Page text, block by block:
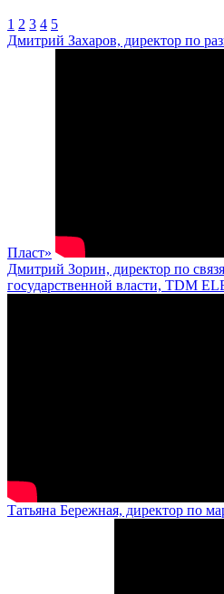
1 2 3 4 5
Дмитрий Захаров, директор по
Пласт»
Дмитрий Зорин, директор по
государственной власти, TDM
Татьяна Бережная, директор по